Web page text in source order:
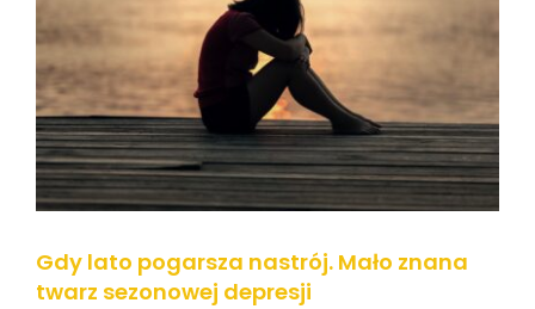
KONTAKT
ZALOGUJ SIĘ
POLSKI
Gdy lato pogarsza nastrój. Mało znana
twarz sezonowej depresji